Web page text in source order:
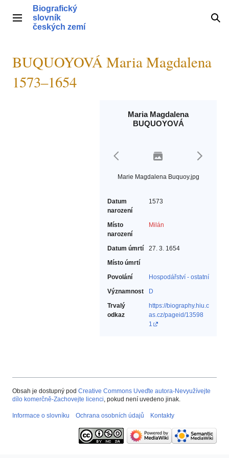
obsahHlavní menu
Biografický
slovník
českých zemí
BUQUOYOVÁ Maria Magdalena
1573–1654
Maria Magdalena
BUQUOYOVÁ
Marie Magdalena Buquoy.jpg
Datum
narození
1573
Místo
narození
Milán
Datum úmrtí
27. 3. 1654
Místo úmrtí
Povolání
Hospodářství - ostatní‎
Významnost
D
Trvalý
odkaz
https://biography.hiu.c
as.cz/pageid/13598
1
Obsah je dostupný pod Creative Commons Uveďte autora-Nevyužívejte
dílo komerčně-Zachovejte licenci, pokud není uvedeno jinak.
Informace o slovníku Ochrana osobních údajů Kontakty